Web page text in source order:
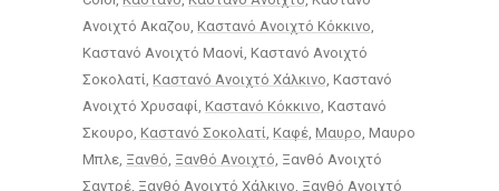
Ανοιχτό Ακαζου Καστανό Ανοιχτό Κόκκινο
Καστανό Ανοιχτό Μαονί Καστανό Ανοιχτό
Σοκολατί Καστανό Ανοιχτό Χάλκινο Καστανό
Ανοιχτό Χρυσαφί Καστανό Κόκκινο Καστανό
Σκουρο Καστανό Σοκολατί Καφέ Μαυρο Μαυρο
Μπλε Ξανθό Ξανθό Ανοιχτό Ξανθό Ανοιχτό
Σαντρέ Ξανθό Ανοιχτό Χάλκινο Ξανθό Ανοιχτό